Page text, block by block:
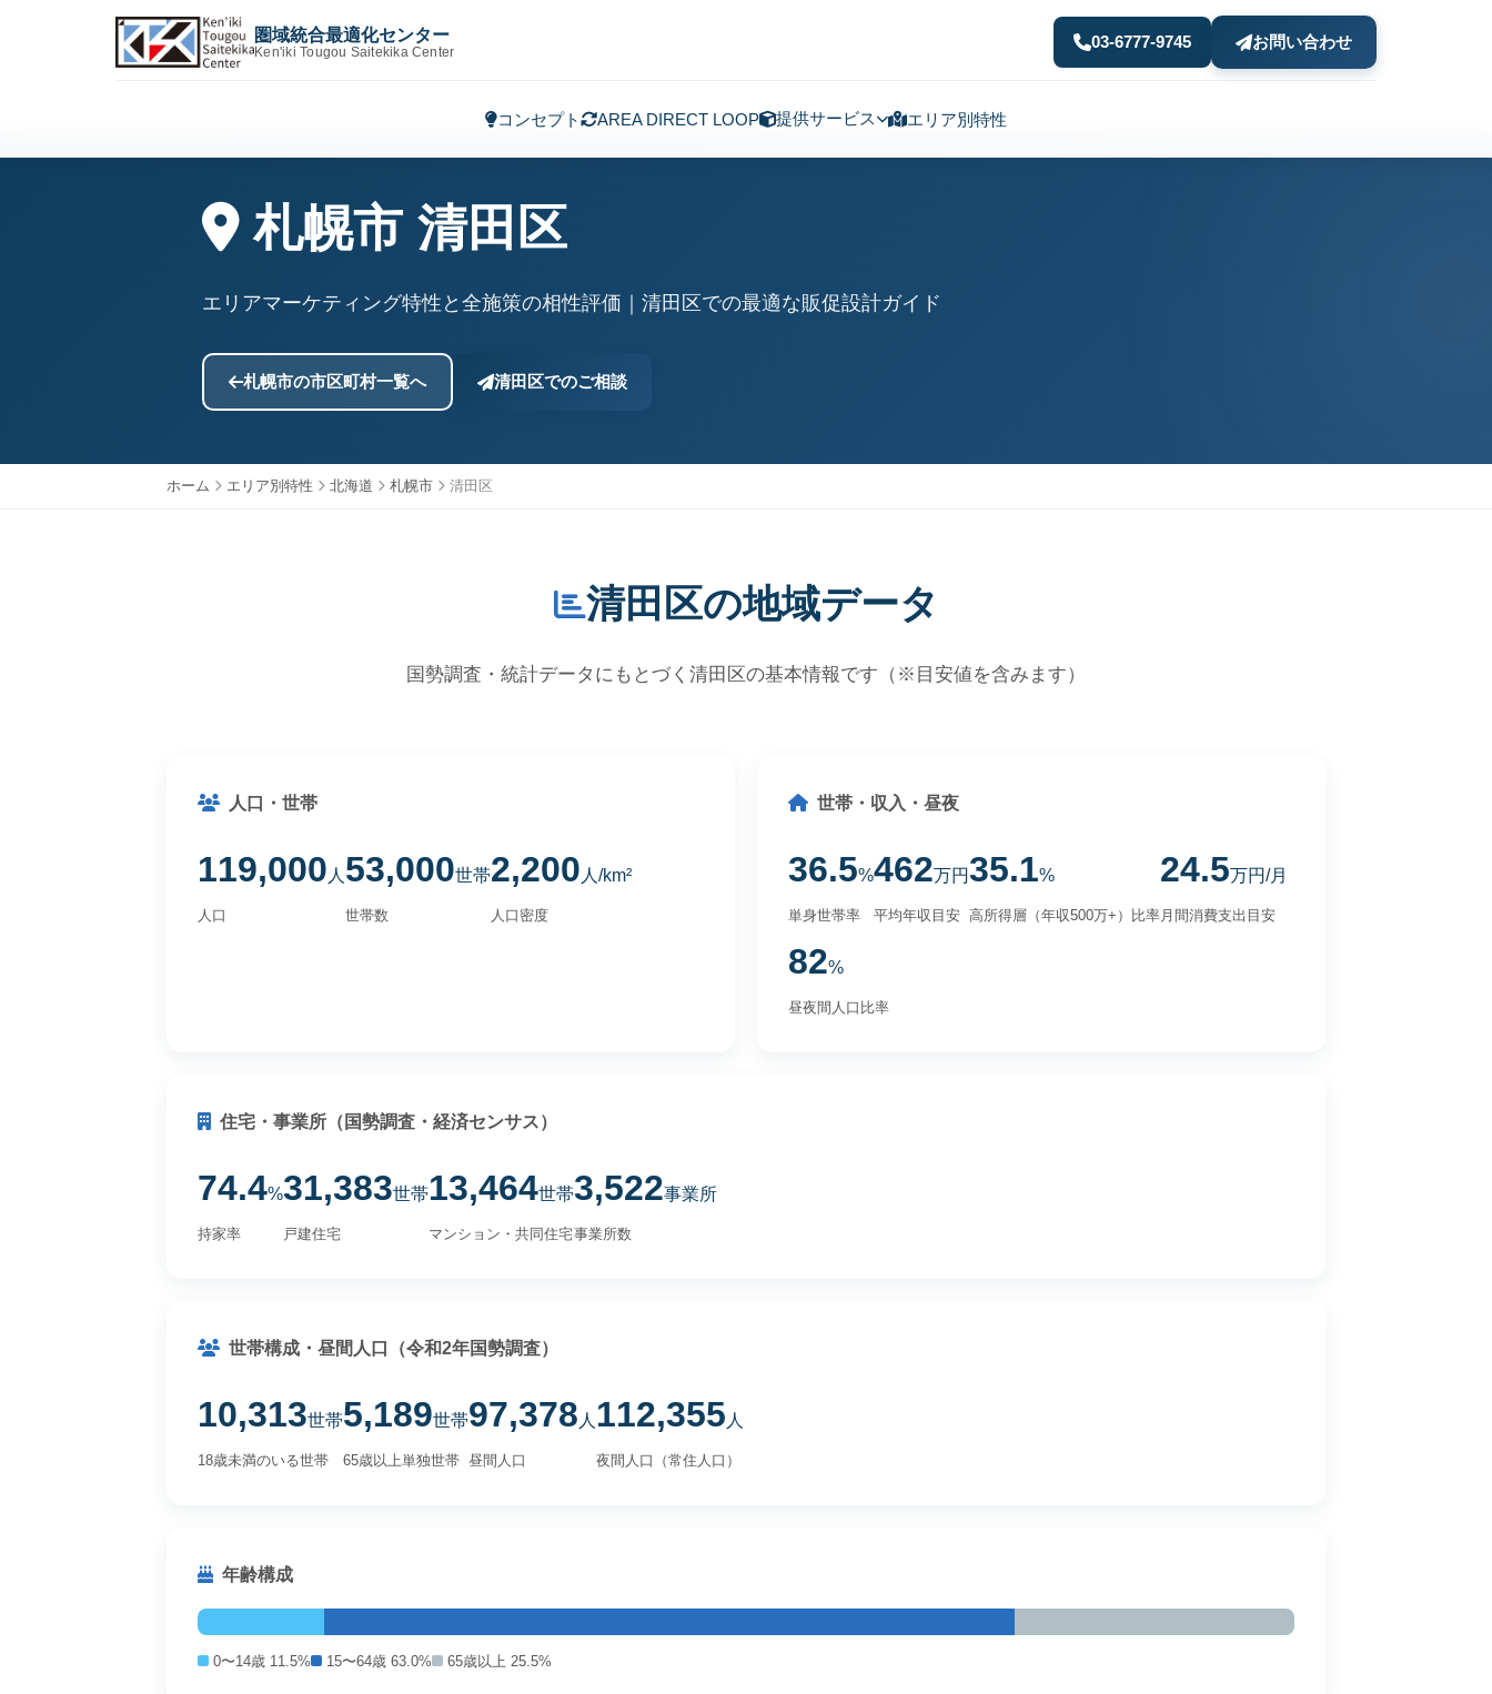
圏域統合最適化センター
Ken'iki Tougou Saitekika Center
03-6777-9745 お問い合わせ
コンセプト AREA DIRECT LOOP 提供サービス エリア別特性
札幌市 清田区
エリアマーケティング特性と全施策の相性評価｜清田区での最適な販促設計ガイド
札幌市の市区町村一覧へ 清田区でのご相談
ホーム エリア別特性 北海道 札幌市 清田区
清田区の地域データ
国勢調査・統計データにもとづく清田区の基本情報です（※目安値を含みます）
人口・世帯
119,000 人
人口
53,000世帯
世帯数
2,200 人/km²
人口密度
世帯・収入・昼夜
36.5%
単身世帯率
462万円
平均年収目安
35.1%
高所得層（年収500万+）比率
24.5万円/月
月間消費支出目安
82%
昼夜間人口比率
住宅・事業所（国勢調査・経済センサス）
74.4%
持家率
31,383世帯
戸建住宅
13,464世帯
マンション・共同住宅
3,522事業所
事業所数
世帯構成・昼間人口（令和2年国勢調査）
10,313世帯
18歳未満のいる世帯
5,189世帯
65歳以上単独世帯
97,378 人
昼間人口
112,355 人
夜間人口（常住人口）
年齢構成
0〜14歳 11.5% 15〜64歳 63.0% 65歳以上 25.5%